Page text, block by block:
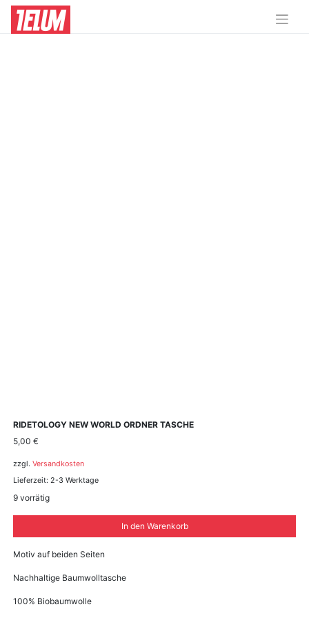
RIDETOLOGY NEW WORLD ORDNER TASCHE
5,00 €
zzgl. Versandkosten
Lieferzeit: 2-3 Werktage
9 vorrätig
In den Warenkorb
Motiv auf beiden Seiten
Nachhaltige Baumwolltasche
100% Biobaumwolle